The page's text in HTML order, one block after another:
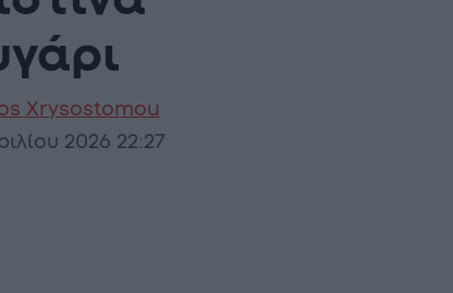
Xrysostomou
2026 22:27